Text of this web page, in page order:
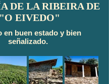
DE LA RIBEIRA DE
"O EIVEDO"
en buen estado y bien
señalizado.